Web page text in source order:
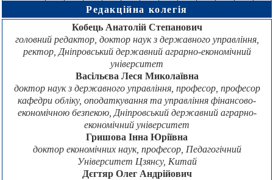
Редакційна колегія
Кобець Анатолій Степанович
головний редактор, доктор наук з державного управління,
ректор, Дніпровський державний аграрно-економічний
університет
Васільєва Леся Миколаївна
доктор наук з державного управління, професор, професор
кафедри обліку, оподаткування та управління фінансово-
економічною безпекою, Дніпровський державний аграрно-
економічний університет
Гришова Інна Юріївна
доктор економічних наук, професор, Педагогічний
Університет Цзянсу, Китай
Дєгтяр Олег Андрійович